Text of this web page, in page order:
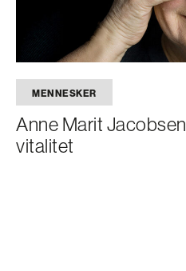
MENNESKER
Anne Marit
vitalitet